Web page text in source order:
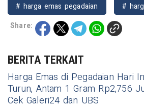
# harga emas pegadaian
#
Share:
BERITA TERKAIT
Harga Emas di Pegadaian Hari
Turun, Antam 1 Gram Rp2,756
Cek Galeri24 dan UBS